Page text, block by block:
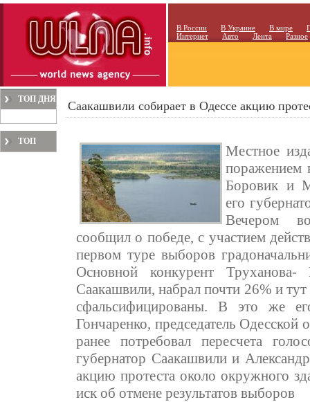
В России В Украине В мире
Интернет
Авто Лента Разное
ТОП ДНЯ
ТОП
Саакашвили собирает в Одессе акцию
Местное
поражением
Боровик и
его
Вечером
сообщил о победе, с участием
первом туре выборов
Основной конкурент
Саакашвили, набрал почти 26% и
сфальсифицированы. В это же
Гончаренко, председатель
ранее потребовал пересчета
губернатор Саакашвили и
акцию протеста около окружного
иск об отмене результатов выборов